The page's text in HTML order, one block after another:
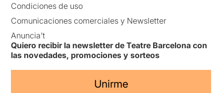
Condiciones de uso
Comunicaciones comerciales y Newsletter
Anuncia’t
Quiero recibir la newsletter de Teatre Barcelona con
las novedades, promociones y sorteos
Unirme